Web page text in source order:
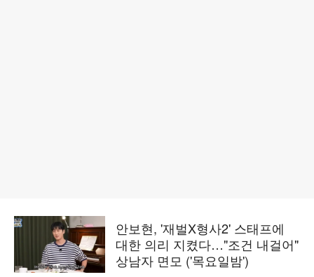
안보현, '재벌X형사2' 스태프에
대한 의리 지켰다…"조건 내걸어"
상남자 면모 ('목요일밤')